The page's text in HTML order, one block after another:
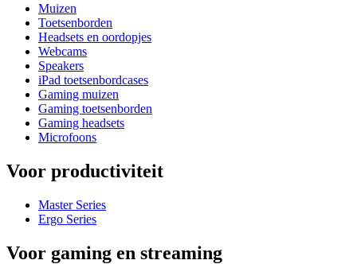
Muizen
Toetsenborden
Headsets en oordopjes
Webcams
Speakers
iPad toetsenbordcases
Gaming muizen
Gaming toetsenborden
Gaming headsets
Microfoons
Voor productiviteit
Master Series
Ergo Series
Voor gaming en streaming